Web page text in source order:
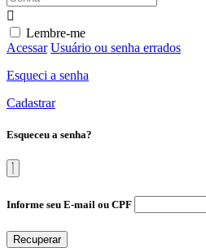
Lembre-me
Acessar Usuário ou senha errados
Esqueci a senha
Cadastrar
Esqueceu a senha?
Informe seu E-mail ou CPF
Recuperar